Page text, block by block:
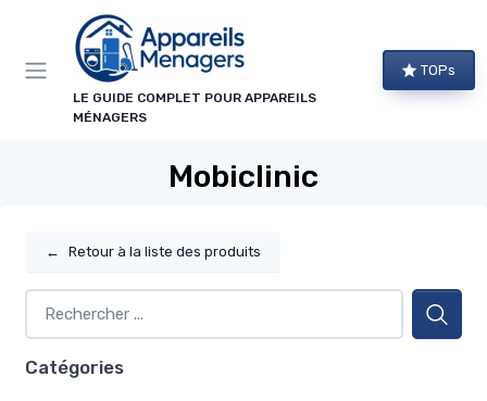
LE GUIDE COMPLET POUR APPAREILS
MÉNAGERS
TOPs
Mobiclinic
← Retour à la liste des produits
Catégories
Panneau de gestion des cookies